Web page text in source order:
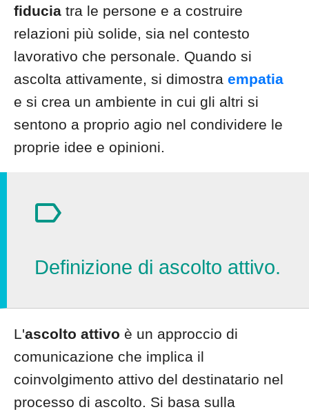
fiducia tra le persone e a costruire
relazioni più solide, sia nel contesto
lavorativo che personale. Quando si
ascolta attivamente, si dimostra empatia
e si crea un ambiente in cui gli altri si
sentono a proprio agio nel condividere le
proprie idee e opinioni.
Definizione di ascolto attivo.
L'ascolto attivo è un approccio di
comunicazione che implica il
coinvolgimento attivo del destinatario nel
processo di ascolto. Si basa sulla